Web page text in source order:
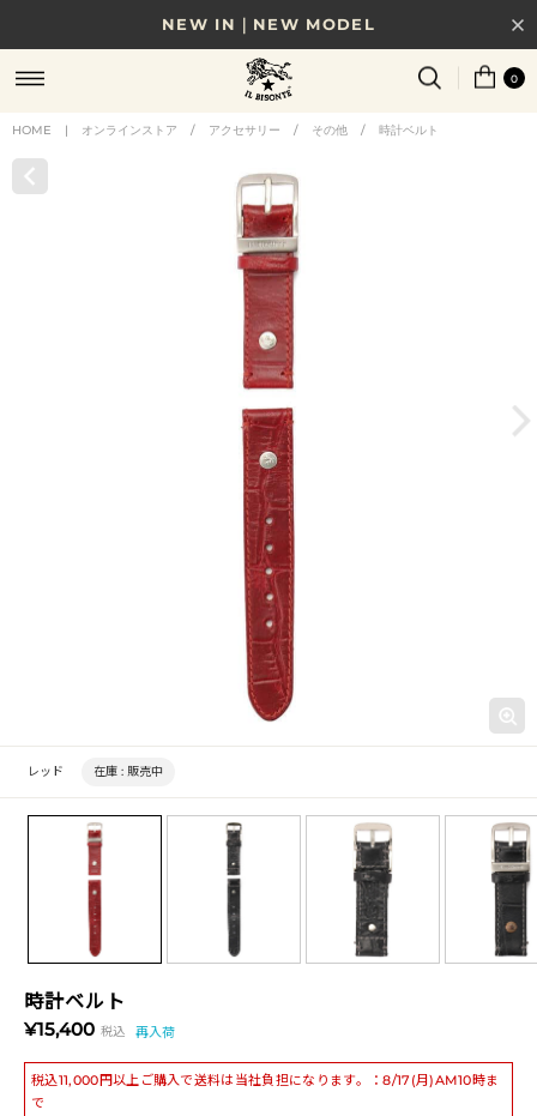
NEW IN｜NEW MODEL
8/17(月)10時まで｜税込11,000円以上で送料無料
贈る相手やシーンから選べる、新しいギフトガイド
NEW IN｜COLOR LEATHER
0
HOME | オンラインストア / アクセサリー / その他 / 時計ベルト
時計ベルト
¥15,400 税込 再入荷
税込11,000円以上ご購入で送料は当社負担になります。：8/17(月)AM10時ま
で
レッド 在庫 : 販売中